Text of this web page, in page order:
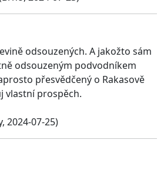
odsouzených. A jakožto sám
odsouzeným podvodníkem
přesvědčený o Rakasově
vlastní prospěch.
2024-07-25)